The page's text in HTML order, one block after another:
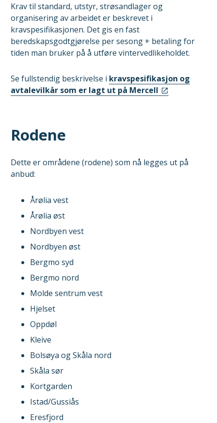
Krav til standard, utstyr, strøsandlager og
organisering av arbeidet er beskrevet i
kravspesifikasjonen. Det gis en fast
beredskapsgodtgjørelse per sesong + betaling for
tiden man bruker på å utføre vintervedlikeholdet.
Se fullstendig beskrivelse i kravspesifikasjon og
avtalevilkår som er lagt ut på Mercell
Rodene
Dette er områdene (rodene) som nå legges ut på
anbud:
Årølia vest
Årølia øst
Nordbyen vest
Nordbyen øst
Bergmo syd
Bergmo nord
Molde sentrum vest
Hjelset
Oppdøl
Kleive
Bolsøya og Skåla nord
Skåla sør
Kortgarden
Istad/Gussiås
Eresfjord